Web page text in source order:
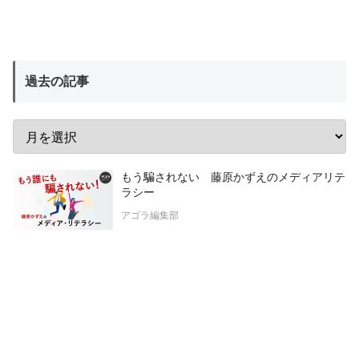
過去の記事
もう騙されない 藤原かずえのメディアリテ
ラシー
アゴラ編集部